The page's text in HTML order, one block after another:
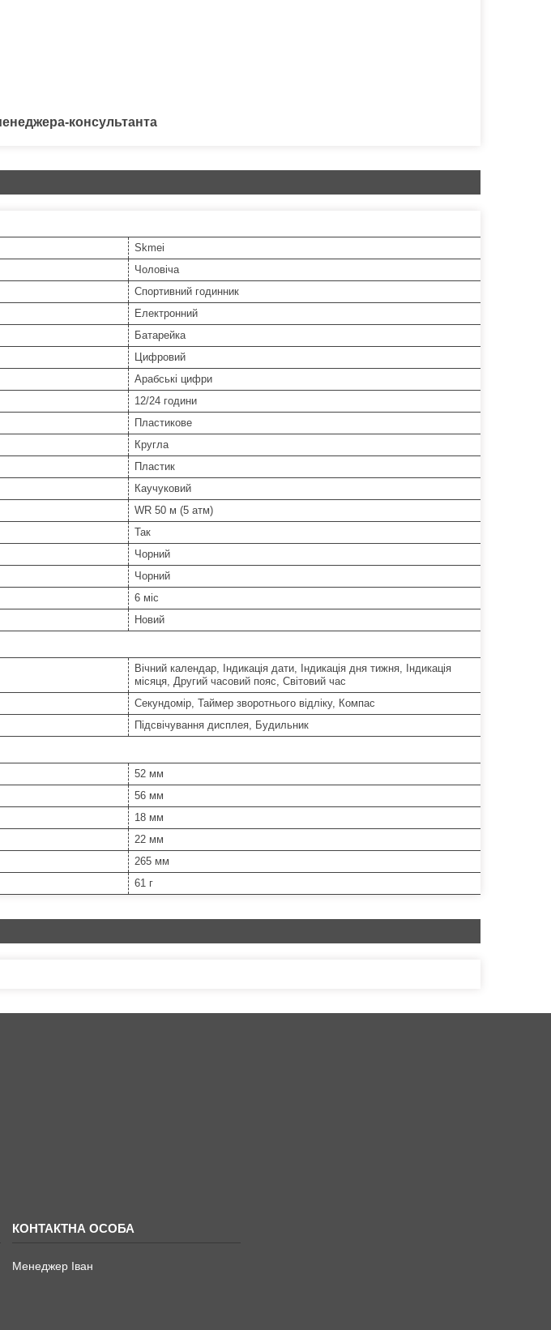
консультанта
Skmei
Чоловіча
Спортивний годинник
Електронний
Батарейка
Цифровий
Арабські цифри
12/24 години
Пластикове
Кругла
Пластик
Каучуковий
WR 50 м (5 атм)
Так
Чорний
Чорний
6 міс
Новий
Вічний календар, Індикація дати, Індикація дня тижня, Індикація
місяця, Другий часовий пояс, Світовий час
Секундомір, Таймер зворотнього відліку, Компас
Підсвічування дисплея, Будильник
52 мм
56 мм
18 мм
22 мм
265 мм
61 г
Менеджер Іван